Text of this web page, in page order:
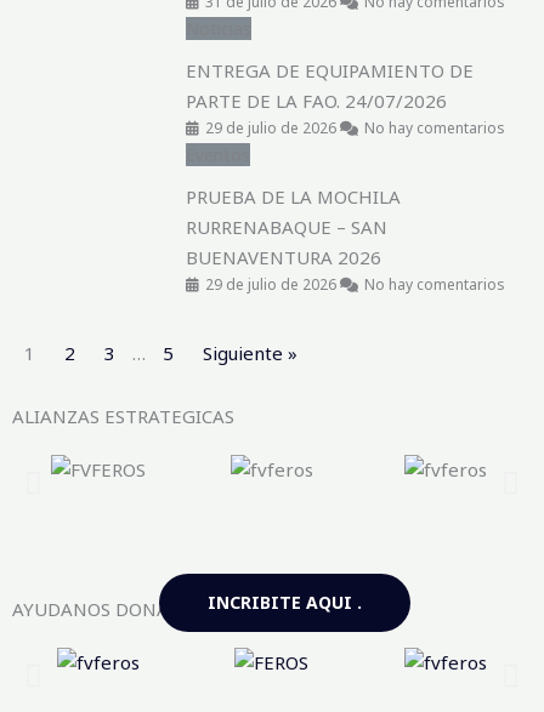
ENTREGA DE EQUIPAMIENTO DE
PARTE DE LA FAO. 24/07/2026
29 de julio de 2026 No hay comentarios
PRUEBA DE LA MOCHILA
RURRENABAQUE – SAN
BUENAVENTURA 2026
29 de julio de 2026 No hay comentarios
1 2 3 … 5 Siguiente »
ALIANZAS ESTRATEGICAS
INCRIBITE AQUI .
AYUDANOS DONANDO AQUI